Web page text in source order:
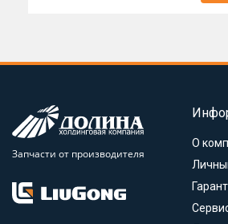
Запчасти от производителя
О